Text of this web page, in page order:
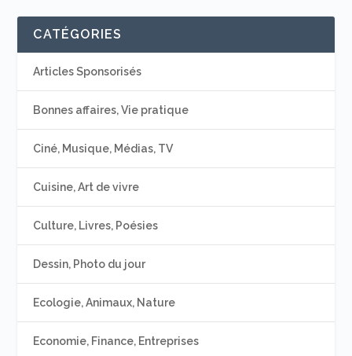
CATÉGORIES
Articles Sponsorisés
Bonnes affaires, Vie pratique
Ciné, Musique, Médias, TV
Cuisine, Art de vivre
Culture, Livres, Poésies
Dessin, Photo du jour
Ecologie, Animaux, Nature
Economie, Finance, Entreprises